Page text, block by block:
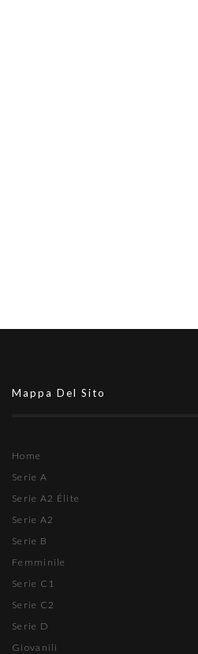
Mappa Del Sito
Home
Serie A
Serie A2 Élite
Serie A2
Serie B
Femminile
Serie C1
Serie C2
Serie D
Giovanili